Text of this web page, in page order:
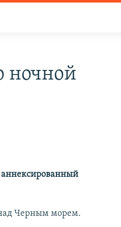
ночной
аннексированный
Черным морем.